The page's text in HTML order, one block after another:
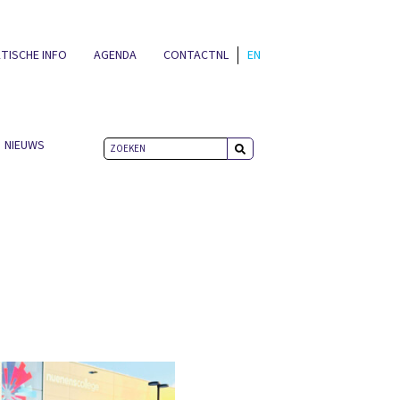
INFO AGENDA CONTACTNL EN
NIEUWS